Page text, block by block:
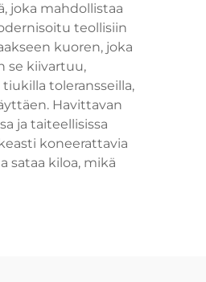
joka mahdollistaa
teollisiin
kuoren, joka
se kiivartuu,
toleransseilla,
Havittavan
ja taiteellisissa
koneerattavia
sataa kiloa, mikä